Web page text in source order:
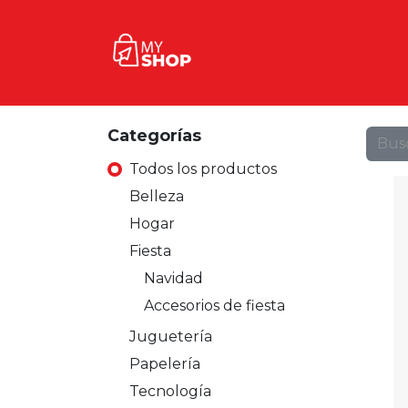
Categorías
Todos los productos
Belleza
Hogar
Fiesta
Navidad
Accesorios de fiesta
Juguetería
Papelería
Tecnología